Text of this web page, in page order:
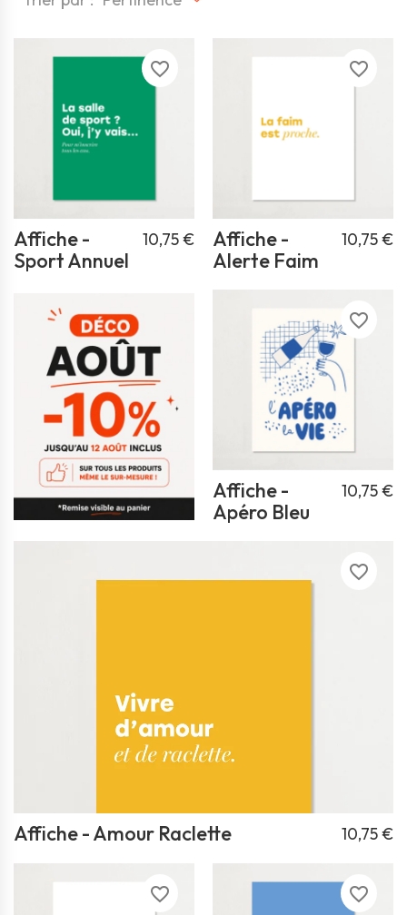
favorite_border
Affiche -
Sport Annuel
10,75 €
favorite_border
Affiche -
Alerte Faim
10,75 €
favorite_border
Affiche - Amour Raclette 10,75 €
favorite_border
Affiche -
Apéro Bleu
10,75 €
favorite_border favorite_border